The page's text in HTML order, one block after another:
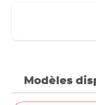
Modèles